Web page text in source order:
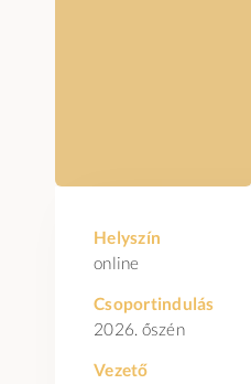
Helyszín
online
Csoportindulás
2026. őszén
Vezető